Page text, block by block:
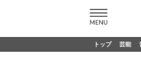
トップ 芸能